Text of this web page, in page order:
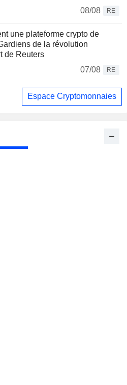
08/08
RE
une plateforme crypto de
de la révolution
de Reuters
07/08
RE
Espace Cryptomonnaies